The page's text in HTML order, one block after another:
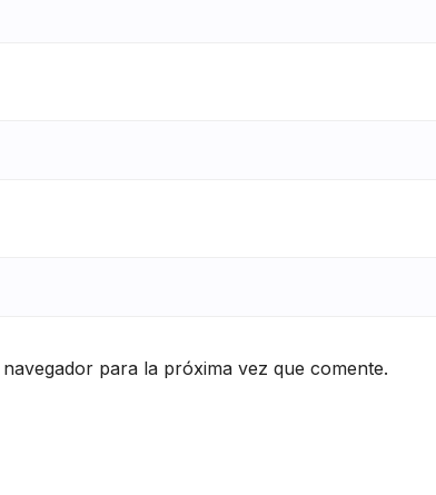
para la próxima vez que comente.